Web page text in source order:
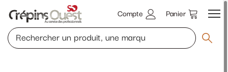
Compte Panier